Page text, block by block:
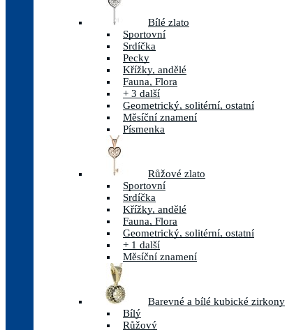
Bílé zlato
Sportovní
Srdíčka
Pecky
Křížky, andělé
Fauna, Flora
+ 3 další
Geometrický, solitérní, ostatní
Měsíční znamení
Písmenka
Růžové zlato
Sportovní
Srdíčka
Křížky, andělé
Fauna, Flora
Geometrický, solitérní, ostatní
+ 1 další
Měsíční znamení
Barevné a bílé kubické zirkony
Bílý
Růžový